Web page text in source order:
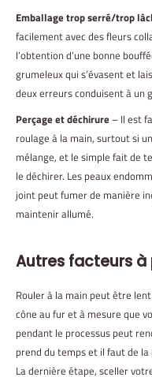
Emballage trop serré/trop
facilement avec des fleurs
l’obtention d’une bonne
grumeleux qui s’évasent et
deux erreurs conduisent à un
Perçage et déchirure– Il est
roulage à la main, surtout si
mélange, et le simple fait de
le déchirer. Les peaux
joint peut fumer de manière
maintenir allumé.
Autres facteurs
Rouler à la main peut être
cône au fur et à mesure que
pendant le processus peut
prend du temps et il faut de
La dernière étape, sceller